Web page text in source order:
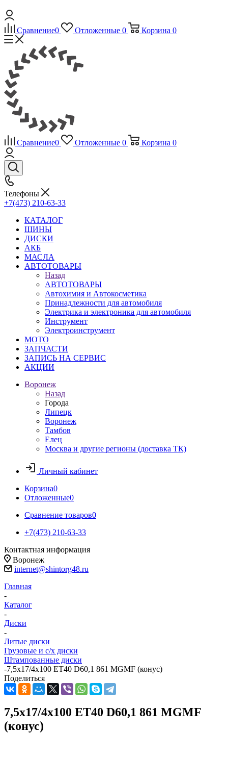
Сравнение0 Отложенные 0 Корзина 0
Сравнение0 Отложенные 0 Корзина 0
Телефоны
+7(473) 210-63-33
КАТАЛОГ
ШИНЫ
ДИСКИ
АКБ
МАСЛА
АВТОТОВАРЫ
Назад
АВТОТОВАРЫ
Автохимия и Автокосметика
Принадлежности для автомобиля
Электрика и электроника для автомобиля
Инструмент
Электроинструмент
МОТО
ЗАПЧАСТИ
ЗАПИСЬ НА СЕРВИС
АКЦИИ
Воронеж
Назад
Города
Липецк
Воронеж
Тамбов
Елец
Москва и другие регионы (доставка ТК)
Личный кабинет
Корзина0
Отложенные0
Сравнение товаров0
+7(473) 210-63-33
Контактная информация
Воронеж
internet@shintorg48.ru
Главная
-
Каталог
-
Диски
-
Литые диски
Грузовые и с/х диски
Штампованные диски
-7,5x17/4x100 ET40 D60,1 861 MGMF (конус)
Поделиться
7,5x17/4x100 ET40 D60,1 861 MGMF
(конус)